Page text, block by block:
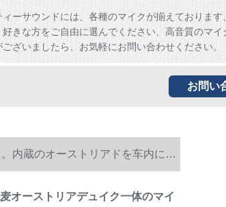
ーサウンドには、各種のマイクが揃えております
きな方をご自由に選んでください、高音質のマイ
ざいましたら、お気軽にお問い合わせください。
お問い
内蔵のオーストリアドを车内に载
オーストリアデュイク一体のマイ